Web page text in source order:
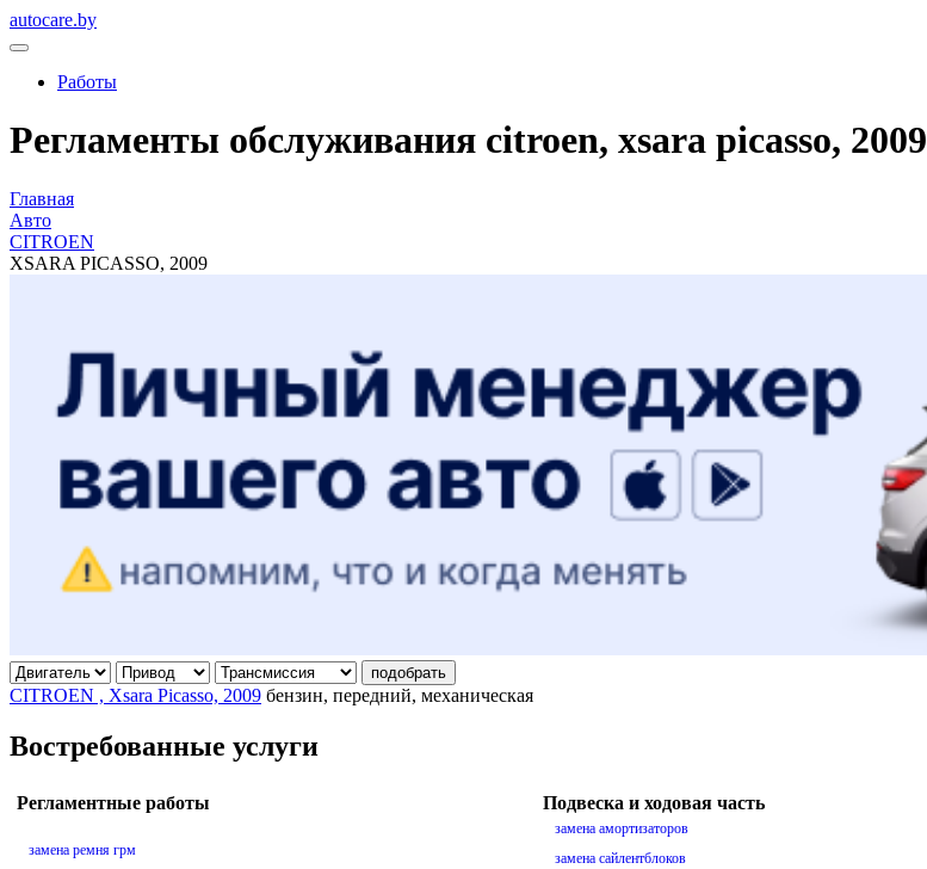
autocare.by
Работы
Регламенты обслуживания citroen, xsara picasso, 2009
Главная
Авто
CITROEN
XSARA PICASSO, 2009
подобрать
CITROEN , Xsara Picasso, 2009 бензин, передний, механическая
Востребованные услуги
Регламентные работы
замена ремня грм
Подвеска и ходовая часть
замена амортизаторов
замена сайлентблоков